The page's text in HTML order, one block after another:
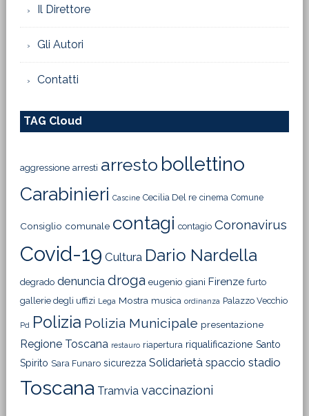
Il Direttore
Gli Autori
Contatti
TAG Cloud
aggressione arresti arresto bollettino
Carabinieri Cascine Cecilia Del re cinema Comune
Consiglio comunale contagi contagio Coronavirus
Covid-19 Cultura Dario Nardella
degrado denuncia droga eugenio giani Firenze furto
gallerie degli uffizi Lega Mostra musica ordinanza Palazzo Vecchio
Pd Polizia Polizia Municipale presentazione
Regione Toscana restauro riapertura riqualificazione Santo
Spirito Sara Funaro sicurezza Solidarietà spaccio stadio
Toscana Tramvia vaccinazioni